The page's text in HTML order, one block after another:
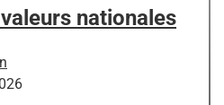
nationales